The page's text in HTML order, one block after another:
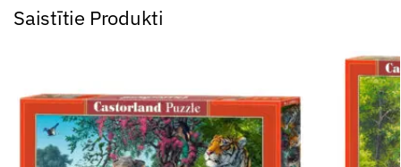
Saistītie Produkti